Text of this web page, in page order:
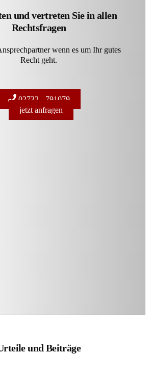
und vertreten Sie in allen
Rechtsfragen
wenn es um Ihr gutes
Recht geht.
02732 - 791079
jetzt anfragen
und Beiträge